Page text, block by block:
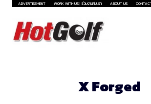
Skip
content
ADVERTISEMENT WORK WITH US | ร่วมงานกับเรา ABOUT US
X Forged